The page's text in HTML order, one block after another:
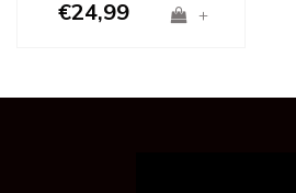
€24,99 +